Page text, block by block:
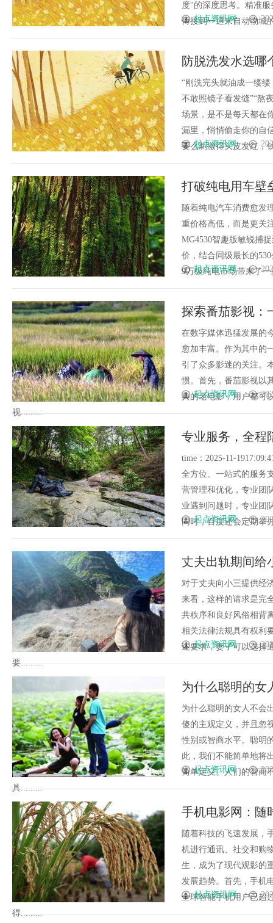
度"的深度思考。精准
傅接到一通来自动物城
起点资讯网
防脱洗发水选哪
成分安全 + 发根
“刚洗完头就油成一缕
不敢照镜子看发缝”“熬
场景，是不是每天都在
漏里，悄悄偷走你的自
要么刺激得头皮发红，
起点资讯网
打破纯电用车壁
车全精通
随着纯电汽车消费愈发
重价格高低，而是更关
MG4530智趣版敏锐捕
价，结合同级最长的
9万级纯电市场带来了
起点资讯网
探索番茄影视：
在数字媒体迅猛发展的
愈加丰富。作为其中的
引了众多影迷的关注。
惯。首先，番茄影视以
典的老电影，用户都可
视.........
起点资讯网
专业服务，全程
time：2025-11-
全方位、一站式的服务
营管理和优化，专业团
业遇到问题时，专业团
同时，百度还会定期举
起点资讯网
丈夫出轨期间给
对于丈夫向小三提供经
来看，这样的请求是完
共秩序和良好风俗相背
相关法律法规具有权利
述要求，妻子可以选择
要.........
起点资讯网
为什么聪明的女
为什么聪明的女人不会
傻的主观定义，并且忽
性别或智商水平。聪明
此，我们不能简单地将
简单定义。人们的智商
具.........
起点资讯网
手机电影网：随
随着科技的飞速发展，
机进行通讯、社交和购
生，成为了现代观影的
发展趋势。首先，手机
全球智能手机用户已超
得.........
起点资讯网